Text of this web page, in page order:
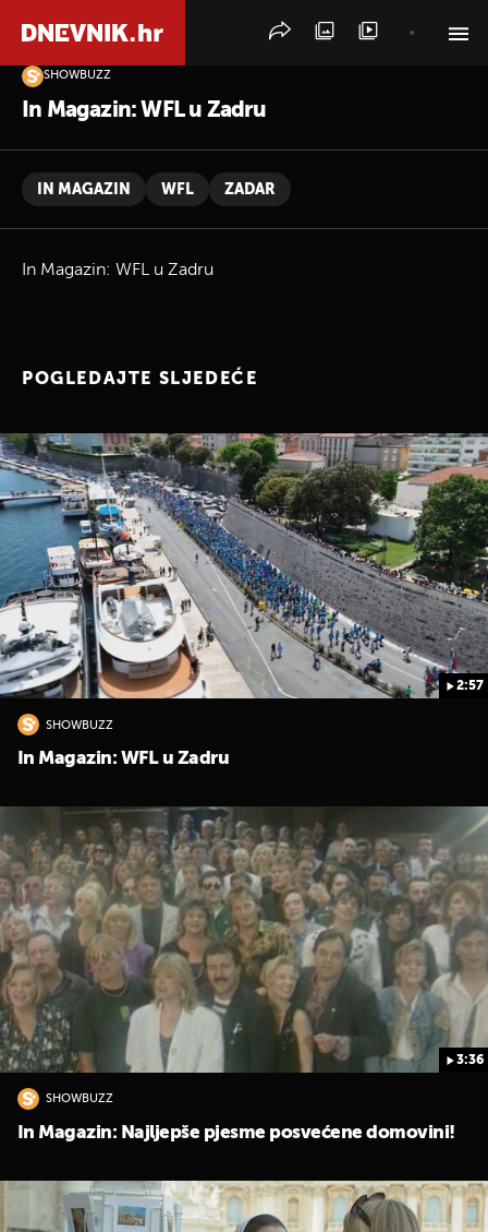
SHOWBUZZ
In Magazin: WFL u Zadru
IN MAGAZIN WFL ZADAR
In Magazin: WFL u Zadru
POGLEDAJTE SLJEDEĆE
2:57
SHOWBUZZ
In Magazin: WFL u Zadru
3:36
SHOWBUZZ
In Magazin: Najljepše pjesme posvećene domovini!
PRETRAŽITE VIJESTI